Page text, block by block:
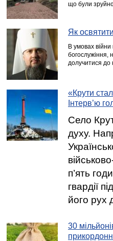
що були
Як
В умовах
богослужіння,
долучитися до
«Крути
Інтерв’ю
Село
духу.
п’ять
гвардії
його рух
30